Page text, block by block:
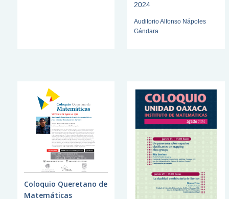
2024
Auditorio Alfonso Nápoles
Gándara
Coloquio Queretano de
Matemáticas